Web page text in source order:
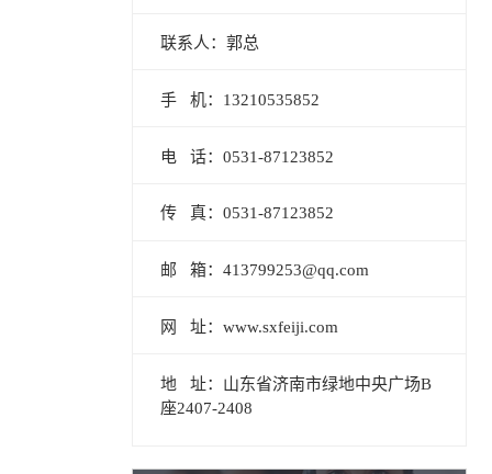
联系人：郭总
手 机：13210535852
电 话：0531-87123852
传 真：0531-87123852
邮 箱：413799253@qq.com
网 址：www.sxfeiji.com
地 址：山东省济南市绿地中央广场B
座2407-2408